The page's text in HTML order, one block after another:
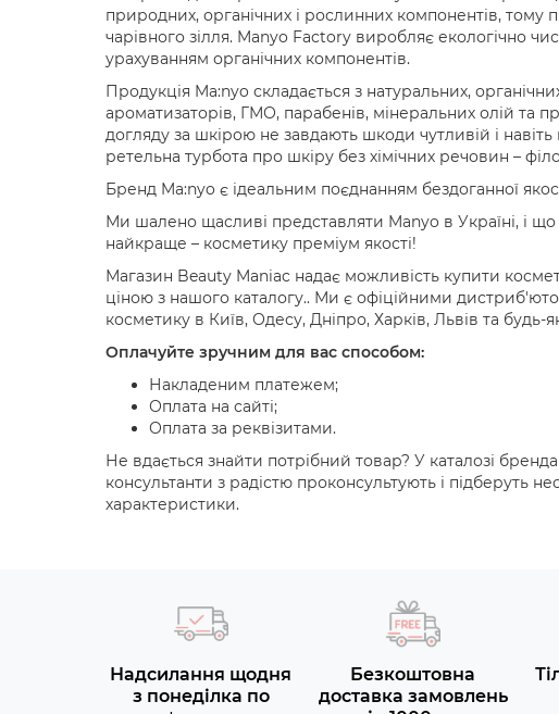
природних, органічних і рослинних компонентів,
чарівного зілля. Manyo Factory виробляє екологічно
урахуванням органічних компонентів.
Продукція Ma:nyo складається з натуральних,
ароматизаторів, ГМО, парабенів, мінеральних олій та
догляду за шкірою не завдають шкоди чутливій і
ретельна турбота про шкіру без хімічних речовин –
Бренд Ma:nyo є ідеальним поєднанням бездоганної
Ми шалено щасливі представляти Manyo в Україні, і
найкраще – косметику преміум якості!
Магазин Beauty Maniac надає можливість купити
ціною з нашого каталогу.. Ми є офіційними
косметику в Київ, Одесу, Дніпро, Харків, Львів та будь-
Оплачуйте зручним для вас способом:
Накладеним платежем;
Оплата на сайті;
Оплата за реквізитами.
Не вдається знайти потрібний товар? У каталозі бренда
консультанти з радістю проконсультують і підберуть
характеристики.
Надсилання щодня
з понеділка по
Безкоштовна
доставка замовлень